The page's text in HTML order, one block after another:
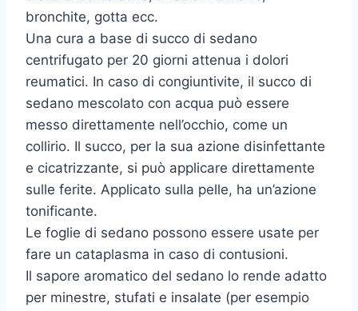
bronchite, gotta ecc.
Una cura a base di succo di sedano
centrifugato per 20 giorni attenua i dolori
reumatici. In caso di congiuntivite, il succo di
sedano mescolato con acqua può essere
messo direttamente nell’occhio, come un
collirio. Il succo, per la sua azione disinfettante
e cicatrizzante, si può applicare direttamente
sulle ferite. Applicato sulla pelle, ha un’azione
tonificante.
Le foglie di sedano possono essere usate per
fare un cataplasma in caso di contusioni.
Il sapore aromatico del sedano lo rende adatto
per minestre, stufati e insalate (per esempio